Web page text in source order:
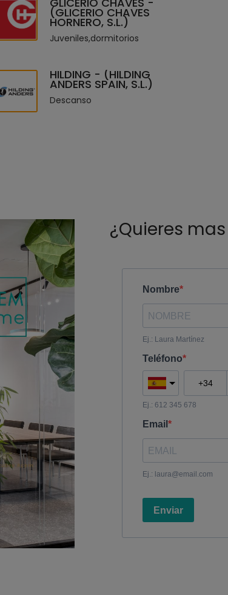
(GLICERIO CHAVES
HORNERO, S.L.)
Juveniles,dormitorios
HILDING - (HILDING
ANDERS SPAIN, S.L.)
Descanso
¿Quieres